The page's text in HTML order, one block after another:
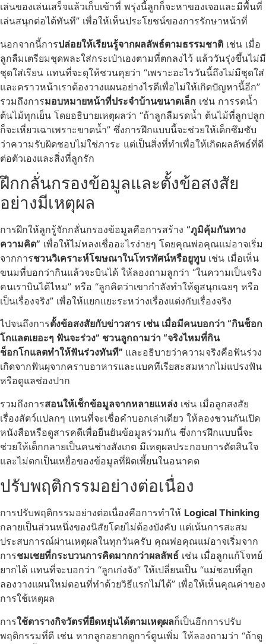
เล่นของเล่นเสร็จแล้วเก็บเข้าที่ พรุ่งนี้ลูกก็จะหาของเจอและมีพื้นที่
เล่นสนุกต่อได้ทันที” เพื่อให้เห็นประโยชน์ของการรักษาหน้าที่
นอกจากนี้การปล่อยให้เรียนรู้จากผลลัพธ์ตามธรรมชาติ เช่น เมื่อ
ลูกลืมเตรียมชุดพละใส่กระเป๋าเองตามที่ตกลงไว้ แล้ววันรุ่งขึ้นไม่มี
ชุดใส่เรียน แทนที่จะดุให้ชวนคุยว่า “เพราะอะไรวันนี้ถึงไม่มีชุดใส่
และคราวหน้าเราต้องวางแผนอย่างไรดีเพื่อไม่ให้เกิดปัญหานี้อีก”
รวมถึงการมอบหมายหน้าที่ประจำบ้านขนาดเล็ก เช่น การรดน้ำ
ต้นไม้ทุกเย็น โดยอธิบายเหตุผลว่า “ถ้าลูกลืมรดน้ำ ต้นไม้ที่ลูกปลูก
ก็จะเหี่ยวเฉาเพราะขาดน้ำ” ซึ่งการฝึกแบบนี้จะช่วยให้เด็กซึมซับ
ว่าความรับผิดชอบไม่ใช่ภาระ แต่เป็นสิ่งที่ทำเพื่อให้เกิดผลลัพธ์ที่ดี
ต่อตัวเองและสิ่งที่ลูกรัก
ฝึกกลั่นกรองข้อมูลและตั้งข้อสงสัย
อย่างมีเหตุผล
การฝึกให้ลูกรู้จักกลั่นกรองข้อมูลคือการสร้าง “ภูมิคุ้มกันทาง
ความคิด” เพื่อให้ไม่หลงเชื่ออะไรง่ายๆ โดยคุณพ่อคุณแม่อาจเริ่ม
จากการชวนวิเคราะห์โฆษณาในโทรทัศน์หรือยูทูบ เช่น เมื่อเห็น
ขนมที่บอกว่ากินแล้วจะบินได้ ให้ลองถามลูกว่า “ในความเป็นจริง
คนเราบินได้ไหม” หรือ “ลูกคิดว่าเขากำลังทำให้ดูสนุกเฉยๆ หรือ
เป็นเรื่องจริง” เพื่อให้แยกแยะระหว่างเรื่องแต่งกับเรื่องจริง
ไปจนถึงการตั้งข้อสงสัยกับข่าวสาร เช่น เมื่อมีคนบอกว่า “กินช็อก
โกแลตเยอะๆ ฟันจะร่วง” ชวนลูกถามว่า “จริงไหมที่กิน
ช็อกโกแลตทำให้ฟันร่วงทันที” และอธิบายว่าความจริงคือฟันร่วง
เกิดจากฟันผุจากคราบอาหารและแบคทีเรียสะสมหากไม่แปรงฟัน
หรือดูแลช่องปาก
รวมถึงการสอนให้เช็กข้อมูลจากหลายแหล่ง เช่น เมื่อลูกสงสัย
เรื่องสัตว์แปลกๆ แทนที่จะเชื่อคำบอกเล่าเดียว ให้ลองชวนกันเปิด
หนังสือหรือดูสารคดีเพื่อยืนยันข้อมูลร่วมกัน ซึ่งการฝึกแบบนี้จะ
ช่วยให้เด็กกลายเป็นคนช่างสังเกต มีเหตุผลประกอบการตัดสินใจ
และไม่ตกเป็นเหยื่อของข้อมูลที่ผิดเพี้ยนในอนาคต
ปรับพฤติกรรมอย่างต่อเนื่อง
การปรับพฤติกรรมอย่างต่อเนื่องคือการทำให้ Logical Thinking
กลายเป็นส่วนหนึ่งของนิสัยโดยไม่ต้องบังคับ แต่เน้นการสะสม
ประสบการณ์ผ่านเหตุผลในทุกวันครับ คุณพ่อคุณแม่อาจเริ่มจาก
การชมเชยที่กระบวนการคิดมากกว่าผลลัพธ์ เช่น เมื่อลูกแก้โจทย์
ยากได้ แทนที่จะบอกว่า “ลูกเก่งจัง” ให้เปลี่ยนเป็น “แม่ชอบที่ลูก
ลองวางแผนใหม่ตอนที่ทำด้วยวิธีแรกไม่ได้” เพื่อให้เห็นคุณค่าของ
การใช้เหตุผล
การใช้ตารางกิจวัตรที่ยืดหยุ่นได้ตามเหตุผลก็เป็นอีกการปรับ
พฤติกรรมที่ดี เช่น หากลูกอยากดูการ์ตูนเพิ่ม ให้ลองถามว่า “ถ้าดู